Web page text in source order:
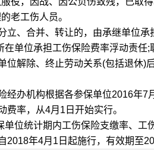
工伤人员。
、合并、转让的，由承继单位承
在单位承担工伤保险费率浮动责
位解除、终止劳动关系(包括退休)
办机构根据各参保单位2016年7
费率，从4月1日开始实行。
统计期内工伤保险支缴率、工
年4月1日起施行，有效期至